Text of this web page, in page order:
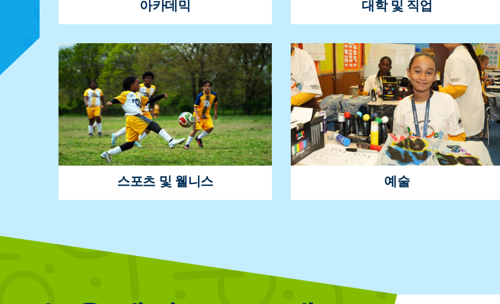
아카데믹
읽기 쓰기, STEM 및 보충 학업 활동을 통해
우리는 학생들이 학업 잠재력을 최대한 활용
할 수 있도록 돕습니다.
학업에 대해 자세히 알아보기
대학 및 직업
우리는 학생들에게 대학 및 직업 경로를 안내
한 다음, 그 과정에서 이정표를 달성할 수 있
도록 지원합니다.
대학 및 직업에 대해 자세히 알아보기
스포츠 및 웰니스
한 생활 방식을 보여줍니다.
예술